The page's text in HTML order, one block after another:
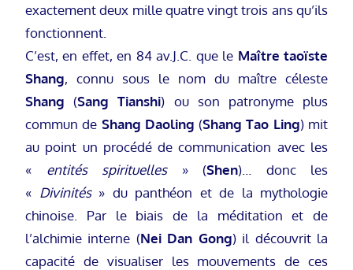
exactement deux mille quatre vingt trois ans qu’ils
fonctionnent.
C’est, en effet, en 84 av.J.C. que le Maître taoïste
Shang, connu sous le nom du maître céleste
Shang (Sang Tianshi) ou son patronyme plus
commun de Shang Daoling (Shang Tao Ling) mit
au point un procédé de communication avec les
« entités spirituelles» (Shen)… donc les
« Divinités» du panthéon et de la mythologie
chinoise. Par le biais de la méditation et de
l’alchimie interne (Nei Dan Gong) il découvrit la
capacité de visualiser les mouvements de ces